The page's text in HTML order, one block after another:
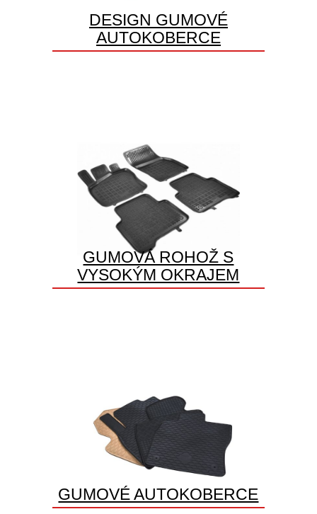
DESIGN GUMOVÉ
AUTOKOBERCE
GUMOVÁ ROHOŽ S
VYSOKÝM OKRAJEM
GUMOVÉ AUTOKOBERCE